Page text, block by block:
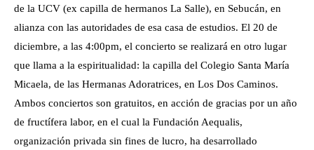
de la UCV (ex capilla de hermanos La Salle), en Sebucán, en
alianza con las autoridades de esa casa de estudios. El 20 de
diciembre, a las 4:00pm, el concierto se realizará en otro lugar
que llama a la espiritualidad: la capilla del Colegio Santa María
Micaela, de las Hermanas Adoratrices, en Los Dos Caminos.
Ambos conciertos son gratuitos, en acción de gracias por un año
de fructífera labor, en el cual la Fundación Aequalis,
organización privada sin fines de lucro, ha desarrollado